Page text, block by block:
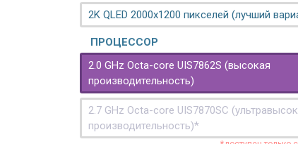
2K QLED 2000х1200 пикселей (лучший
ПРОЦЕССОР
2.0 GHz Octa-core UIS7862S (высокая
производительность)
2.7 GHz Octa-core UIS7870SC
производительность)*